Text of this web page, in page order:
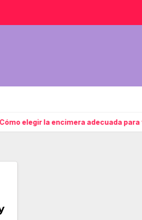
encimera adecuada para tu cocina